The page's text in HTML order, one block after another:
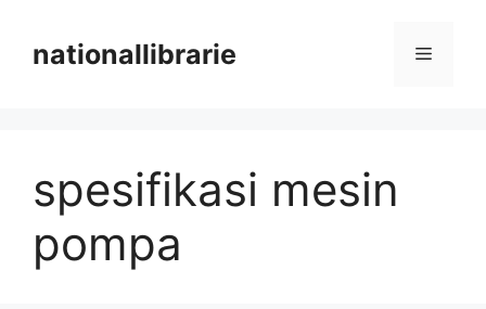
contentnationallibrarie Menu
spesifikasi mesin
pompa